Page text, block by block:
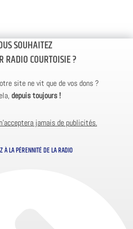
SOUHAITEZ
RADIO COURTOISIE ?
site ne vit que de vos dons ?
depuis toujours !
jamais de publicités.
À LA PÉRENNITÉ DE LA RADIO